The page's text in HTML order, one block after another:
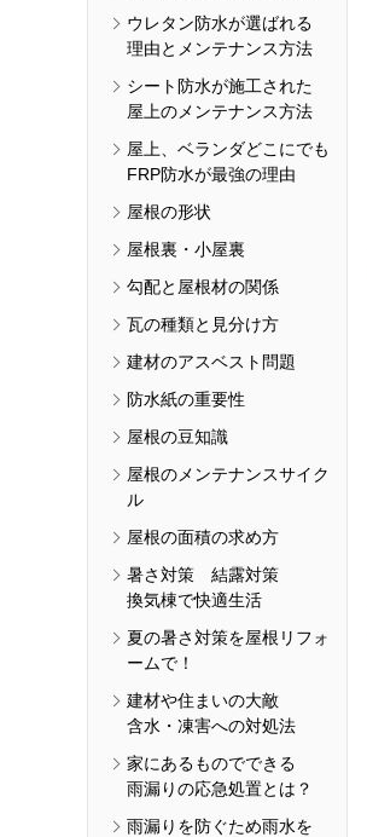
ウレタン防水が選ばれる
理由とメンテナンス方法
シート防水が施工された
屋上のメンテナンス方法
屋上、ベランダどこにでも
FRP防水が最強の理由
屋根の形状
屋根裏・小屋裏
勾配と屋根材の関係
瓦の種類と見分け方
建材のアスベスト問題
防水紙の重要性
屋根の豆知識
屋根のメンテナンスサイク
ル
屋根の面積の求め方
暑さ対策 結露対策
換気棟で快適生活
夏の暑さ対策を屋根リフォ
ームで！
建材や住まいの大敵
含水・凍害への対処法
家にあるものでできる
雨漏りの応急処置とは？
雨漏りを防ぐため雨水を